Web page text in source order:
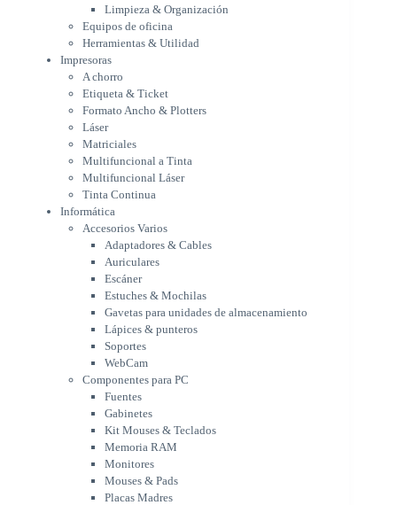
Matriciales
Multifuncional a Tinta
Tinta Continua
Informática
Accesorios Varios
Adaptadores & Cables
Auriculares
Escáner
Estuches & Mochilas
Gavetas para unidades de
almacenamiento
Lápices & punteros
Soportes
WebCam
Componentes para PC
Fuentes
Gabinetes
Kit Mouses & Teclados
Memoria RAM
Monitores
Mouses & Pads
Placas Madres
Procesadores
Refrigeración & Enfriamiento
Tarjetas Gráficas
Teclados
Equipos NUC
Limpieza & Organización
Equipos de oficina
Herramientas & Utilidad
Impresoras
A chorro
Etiqueta & Ticket
Formato Ancho & Plotters
Láser
Matriciales
Multifuncional a Tinta
Multifuncional Láser
Tinta Continua
Informática
Accesorios Varios
Adaptadores & Cables
Auriculares
Escáner
Estuches & Mochilas
Gavetas para unidades de almacenamiento
Lápices & punteros
Soportes
WebCam
Componentes para PC
Fuentes
Gabinetes
Kit Mouses & Teclados
Memoria RAM
Monitores
Mouses & Pads
Placas Madres